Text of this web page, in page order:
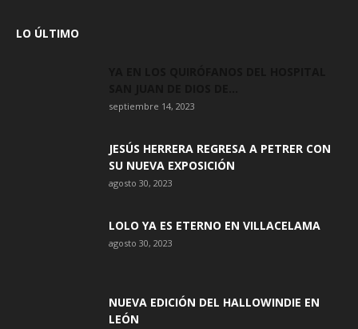
LO ÚLTIMO
septiembre 14, 2023
JESÚS HERRERA REGRESA A PETRER CON
SU NUEVA EXPOSICIÓN
agosto 30, 2023
LOLO YA ES ETERNO EN VILLACELAMA
agosto 30, 2023
NUEVA EDICIÓN DEL HALLOWINDIE EN
LEÓN